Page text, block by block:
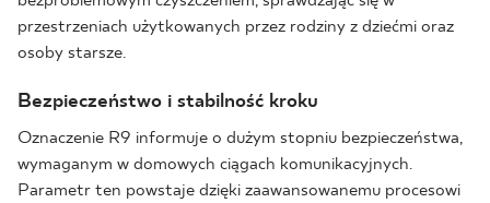
przestrzeniach użytkowanych przez rodziny z dziećmi oraz
osoby starsze.
Bezpieczeństwo i stabilność kroku
Oznaczenie R9 informuje o dużym stopniu bezpieczeństwa,
wymaganym w domowych ciągach komunikacyjnych.
Parametr ten powstaje dzięki zaawansowanemu procesowi